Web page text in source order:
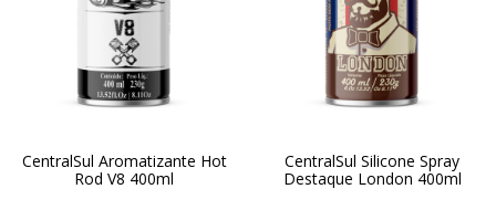
CentralSul Aromatizante Hot
Rod V8 400ml
CentralSul Silicone Spray
Destaque London 400ml